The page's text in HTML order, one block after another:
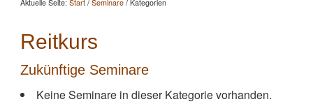
Aktuelle Seite: Start / Seminare /Kategorien
Reitkurs
Zukünftige Seminare
Keine Seminare in dieser Kategorie vorhanden.